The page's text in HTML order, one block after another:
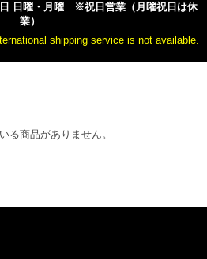
日曜・月曜 ※祝日営業（月曜祝日は休
業）
shipping service is not available.
る商品がありません。